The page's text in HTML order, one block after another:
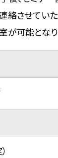
絡させてい
が可能となり